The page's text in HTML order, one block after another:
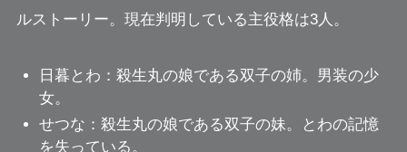
ルストーリー。現在判明している主役格は3人。
日暮とわ：殺生丸の娘である双子の姉。男装の少
女。
せつな：殺生丸の娘である双子の妹。
とわの記憶
を失っている。